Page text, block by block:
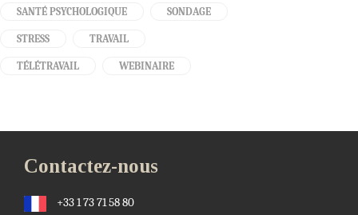
SANTÉ PSYCHOLOGIQUE SONDAGE
STRESS TRAVAIL
TÉLÉTRAVAIL WEBINAIRE
Contactez-nous
+33 1 73 71 58 80